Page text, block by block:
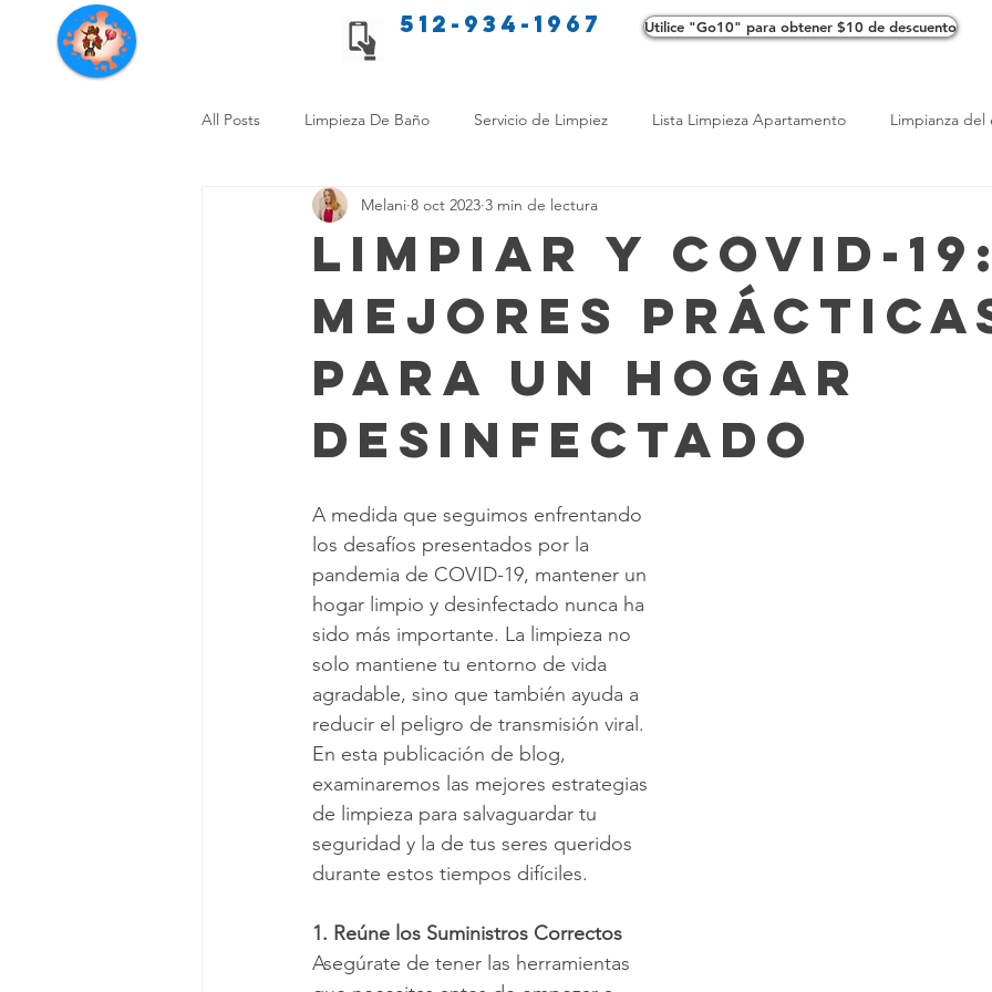
Servicios de limpieza de Texas 512-934-1967 Utilice "Go10" para obtener $10 de descuento
All Posts Limpieza De Baño Servicio de Limpiez Lista Limpieza Apartamento Limpianza
Consejos de limpieza para mascotas Consejos de limpieza ecológica
Limpieza Sin Alergias Beneficios de Profesionales LimpiezaTransformadora Limpieza
Comparación Limpieza Hogar Opciones de limpieza Diferencias en Limpieza
Viviendo en un apartamento Limpieza de Alfombras
Consejos de Limpieza Estacionales
Servicios regulares de limpieza
Limpiar y COVID-19:
Mejores
para un Hogar
Desinfectado
Melani 8 oct 2023 3 min de lectura
A medida que seguimos enfrentando
los desafíos presentados por la
pandemia de COVID-19, mantener un
hogar limpio y desinfectado nunca ha
sido más importante. La limpieza no
solo mantiene tu entorno de vida
agradable, sino que también ayuda a
reducir el peligro de transmisión viral.
En esta publicación de blog,
examinaremos las mejores estrategias
de limpieza para salvaguardar tu
seguridad y la de tus seres queridos
durante estos tiempos difíciles.
1. Reúne los Suministros Correctos
Asegúrate de tener las herramientas